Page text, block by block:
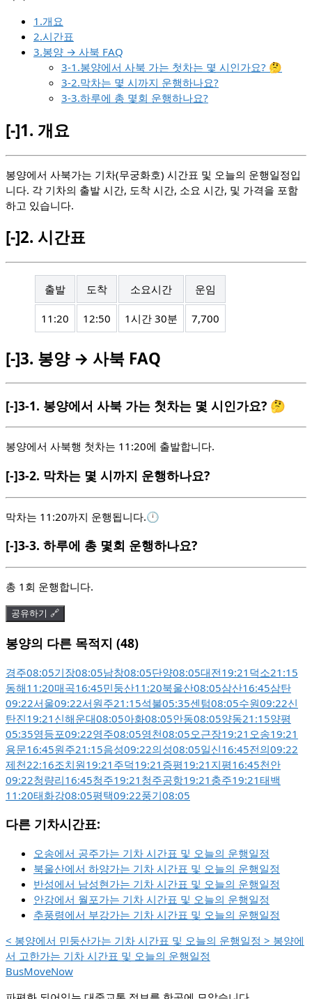
1.개요
2.시간표
3.봉양 → 사북 FAQ
3-1.봉양에서 사북 가는 첫차는 몇 시인가요? 🤔
3-2.막차는 몇 시까지 운행하나요?
3-3.하루에 총 몇회 운행하나요?
[-]1. 개요
봉양에서 사북가는 기차(무궁화호) 시간표 및 오늘의 운행일정입
니다. 각 기차의 출발 시간, 도착 시간, 소요 시간, 및 가격을 포함
하고 있습니다.
[-]2. 시간표
출발 도착 소요시간 운임
11:20 12:50 1시간 30분 7,700
[-]3. 봉양 → 사북 FAQ
[-]3-1. 봉양에서 사북 가는 첫차는 몇 시인가요? 🤔
봉양에서 사북행 첫차는 11:20에 출발합니다.
[-]3-2. 막차는 몇 시까지 운행하나요?
막차는 11:20까지 운행됩니다.🕛
[-]3-3. 하루에 총 몇회 운행하나요?
총 1회 운행합니다.
공유하기 🔗
봉양의 다른 목적지 (48)
경주08:05기장08:05남창08:05단양08:05대전19:21 덕소21:15
동해11:20매곡16:45민둥산11:20북울산08:05삼산16:45삼탄
09:22서울09:22서원주21:15석불05:35센텀08:05수원09:22신
탄진19:21 신해운대08:05아화08:05안동08:05양동21:15양평
05:35영등포09:22영주08:05영천08:05오근장19:21 오송19:21
용문16:45원주21:15음성09:22의성08:05일신16:45전의09:22
제천22:16조치원19:21 주덕19:21 증평19:21 지평16:45천안
09:22청량리16:45청주19:21 청주공항19:21 충주19:21태백
11:20태화강08:05평택09:22풍기08:05
다른 기차시간표:
오송에서 공주가는 기차 시간표 및 오늘의 운행일정
북울산에서 하양가는 기차 시간표 및 오늘의 운행일정
반성에서 남성현가는 기차 시간표 및 오늘의 운행일정
안강에서 월포가는 기차 시간표 및 오늘의 운행일정
추풍령에서 부강가는 기차 시간표 및 오늘의 운행일정
< 봉양에서 민둥산가는 기차 시간표 및 오늘의 운행일정 > 봉양에
서 고한가는 기차 시간표 및 오늘의 운행일정
BusMoveNow